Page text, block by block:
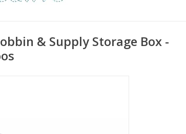
& Supply Storage Box -